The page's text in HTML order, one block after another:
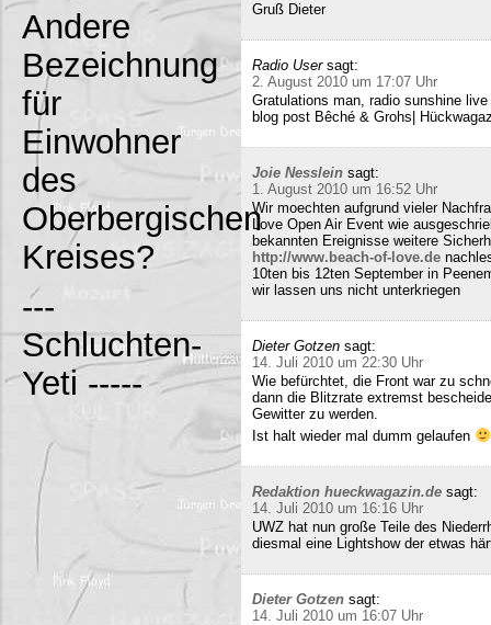
Andere
Bezeichnung
für
Einwohner
des
Oberbergischen
Kreises?
---
Schluchten-
Yeti -----
Gruß Dieter
Radio User sagt:
2. August 2010 um 17:07 Uhr
Gratulations man, radio sunshine
blog post Bêché & Grohs|
Joie Nesslein sagt:
1. August 2010 um 16:52 Uhr
Wir moechten aufgrund vieler
Love Open Air Event wie
bekannten Ereignisse weitere
http://www.beach-of-love.de
10ten bis 12ten September in
wir lassen uns nicht unterkriegen
Dieter Gotzen sagt:
14. Juli 2010 um 22:30 Uhr
Wie befürchtet, die Front war zu
dann die Blitzrate extremst
Gewitter zu werden.
Ist halt wieder mal dumm gelaufen
Redaktion hueckwagazin.de sagt:
14. Juli 2010 um 16:16 Uhr
UWZ hat nun große Teile des
diesmal eine Lightshow der etwas
Dieter Gotzen sagt:
14. Juli 2010 um 16:07 Uhr